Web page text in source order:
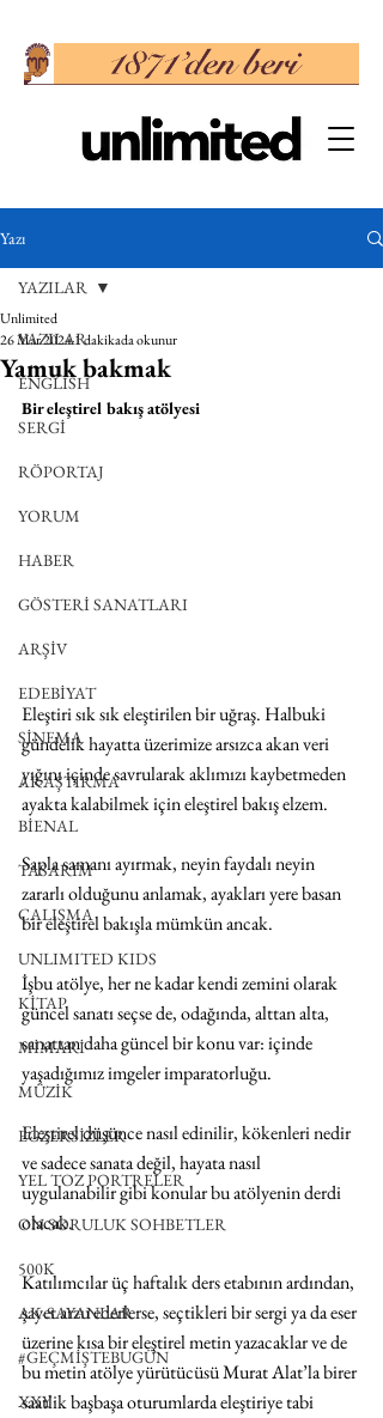
Yazı
YAZILAR
ENGLISH
SERGİ
RÖPORTAJ
YORUM
HABER
GÖSTERİ SANATLARI
ARŞİV
EDEBİYAT
SİNEMA
ARAŞTIRMA
BİENAL
TASARIM
ÇALIŞMA
UNLIMITED KIDS
KİTAP
MİMARİ
MÜZİK
EGZERSİZLER
YEL TOZ PORTRELER
ON SORULUK SOHBETLER
500K
AK-SAYANLAR
#GEÇMİŞTEBUGÜN
XXY
YAZILAR
Yamuk bakmak
Unlimited
26 Mar 20241 dakikada okunur
Bir eleştirel bakış atölyesi
Eleştiri sık sık eleştirilen bir uğraş. Halbuki
gündelik hayatta üzerimize arsızca akan veri
yığını içinde savrularak aklımızı kaybetmeden
ayakta kalabilmek için eleştirel bakış elzem.
Sapla samanı ayırmak, neyin faydalı neyin
zararlı olduğunu anlamak, ayakları yere basan
bir eleştirel bakışla mümkün ancak.
İşbu atölye, her ne kadar kendi zemini olarak
güncel sanatı seçse de, odağında, alttan alta,
sanattan daha güncel bir konu var: içinde
yaşadığımız imgeler imparatorluğu.
Eleştirel düşünce nasıl edinilir, kökenleri nedir
ve sadece sanata değil, hayata nasıl
uygulanabilir gibi konular bu atölyenin derdi
olacak.
Katılımcılar üç haftalık ders etabının ardından,
şayet arzu ederlerse, seçtikleri bir sergi ya da eser
üzerine kısa bir eleştirel metin yazacaklar ve de
bu metin atölye yürütücüsü Murat Alat’la birer
saatlik başbaşa oturumlarda eleştiriye tabi